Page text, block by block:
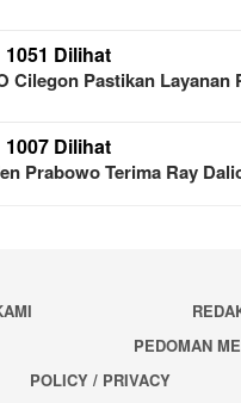
1051 Dilihat
Cilegon Pastikan Layanan
1007 Dilihat
Prabowo Terima Ray
PEDOMAN
POLICY / PRIVACY